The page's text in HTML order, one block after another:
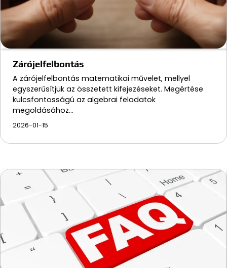
Zárójelfelbontás
A zárójelfelbontás matematikai művelet, mellyel
egyszerűsítjük az összetett kifejezéseket. Megértése
kulcsfontosságú az algebrai feladatok
megoldásához…
2026-01-15